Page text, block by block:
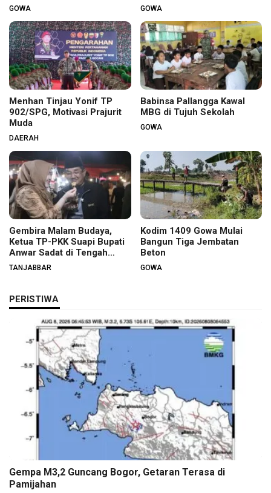
GOWA GOWA
Menhan Tinjau Yonif TP
902/SPG, Motivasi Prajurit
Muda
DAERAH
Babinsa Pallangga Kawal
MBG di Tujuh Sekolah
GOWA
Gembira Malam Budaya,
Ketua TP-PKK Suapi Bupati
Anwar Sadat di Tengah
Warga
TANJABBAR
Kodim 1409 Gowa Mulai
Bangun Tiga Jembatan
Beton
GOWA
PERISTIWA
Gempa M3,2 Guncang Bogor, Getaran Terasa di
Pamijahan